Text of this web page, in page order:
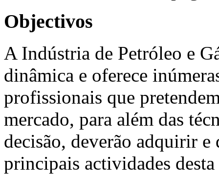
Objectivos
A Indústria de Petróleo e
dinâmica e oferece
profissionais que
mercado, para além das
decisão, deverão adquirir
principais actividades